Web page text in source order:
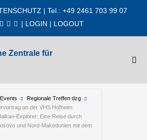
| Tel.: +49 2461 703 99 07
| LOGIN | LOGOUT
Events
Regionale Treffen dzg
an der VHS Hofheim
und Nord-Makedonien mit dem